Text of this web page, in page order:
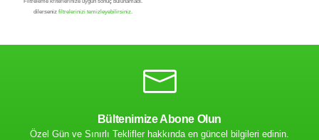
Bültenimize Abone Olun
Özel Gün ve Sınırlı Teklifler hakkında en güncel bilgileri edinin.